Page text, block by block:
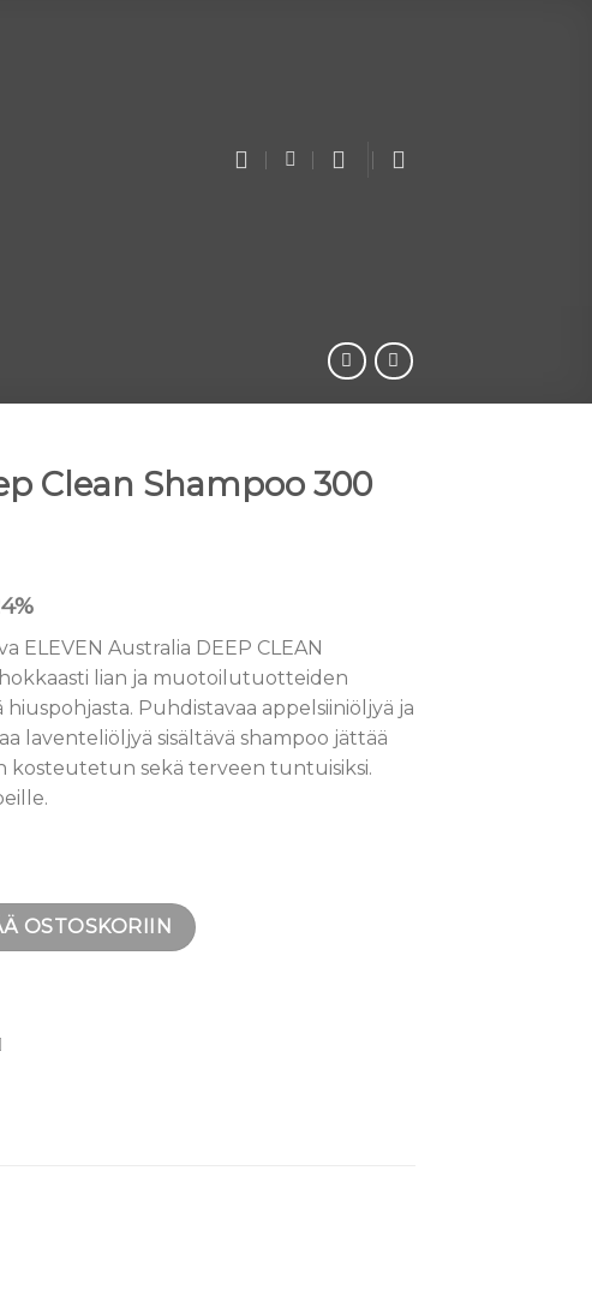
Clean Shampoo 300
ELEVEN Australia DEEP CLEAN
lian ja muotoilutuotteiden
hiuspohjasta. Puhdistavaa appelsiiniöljyä ja
laventeliöljyä sisältävä shampoo jättää
kosteutetun sekä terveen tuntuisiksi.
300 ml määrä
OSTOSKORIIN